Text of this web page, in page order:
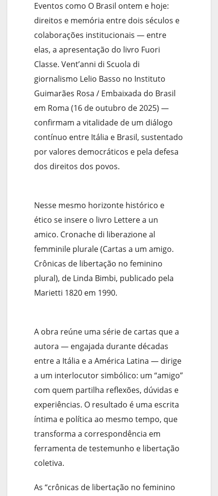
Eventos como O Brasil ontem e hoje:
direitos e memória entre dois séculos e
colaborações institucionais — entre
elas, a apresentação do livro Fuori
Classe. Vent’anni di Scuola di
giornalismo Lelio Basso no Instituto
Guimarães Rosa / Embaixada do Brasil
em Roma (16 de outubro de 2025) —
confirmam a vitalidade de um diálogo
contínuo entre Itália e Brasil, sustentado
por valores democráticos e pela defesa
dos direitos dos povos.
Nesse mesmo horizonte histórico e
ético se insere o livro Lettere a un
amico. Cronache di liberazione al
femminile plurale (Cartas a um amigo.
Crônicas de libertação no feminino
plural), de Linda Bimbi, publicado pela
Marietti 1820 em 1990.
A obra reúne uma série de cartas que a
autora — engajada durante décadas
entre a Itália e a América Latina — dirige
a um interlocutor simbólico: um “amigo”
com quem partilha reflexões, dúvidas e
experiências. O resultado é uma escrita
íntima e política ao mesmo tempo, que
transforma a correspondência em
ferramenta de testemunho e libertação
coletiva.
As “crônicas de libertação no feminino